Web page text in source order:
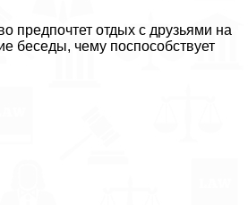
предпочтет отдых с друзьями на
беседы, чему поспособствует